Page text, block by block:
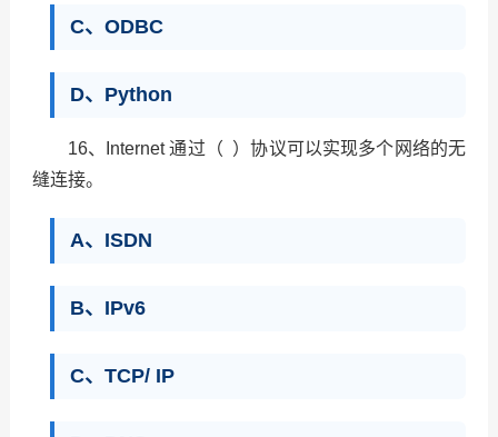
C、ODBC
D、Python
16、Internet 通过（ ）协议可以实现多个网络的无
缝连接。
A、ISDN
B、IPv6
C、TCP/ IP